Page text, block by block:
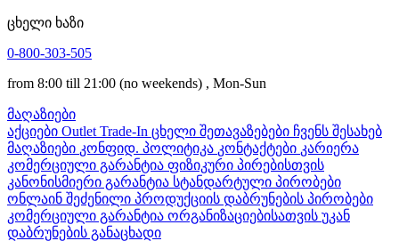
ცხელი ხაზი
0-800-303-505
from 8:00 till 21:00 (no weekends) , Mon-Sun
მაღაზიები
აქციები Outlet Trade-In ცხელი შეთავაზებები ჩვენს შესახებ
მაღაზიები კონფიდ. პოლიტიკა კონტაქტები კარიერა
კომერციული გარანტია ფიზიკური პირებისთვის
კანონისმიერი გარანტია სტანდარტული პირობები
ონლაინ შეძენილი პროდუქციის დაბრუნების პირობები
კომერციული გარანტია ორგანიზაციებისათვის უკან
დაბრუნების განაცხადი